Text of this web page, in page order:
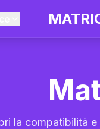
la compatibilità